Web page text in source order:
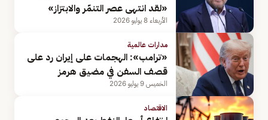
«لقد انتهى عصر ⁠التنمّر والابتزاز»
الأربعاء 8 يوليو 2026
مدارات عالمية
«ترامب»: الهجمات على إيران رد على
قصف السفن في مضيق هرمز
الخميس 9 يوليو 2026
الاقتصاد